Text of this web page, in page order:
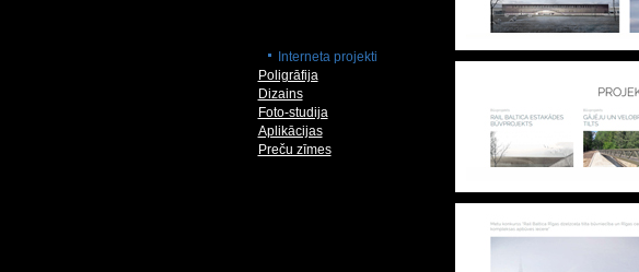
Interneta projekti
Poligrāfija
Dizains
Foto-studija
Aplikācijas
Preču zīmes